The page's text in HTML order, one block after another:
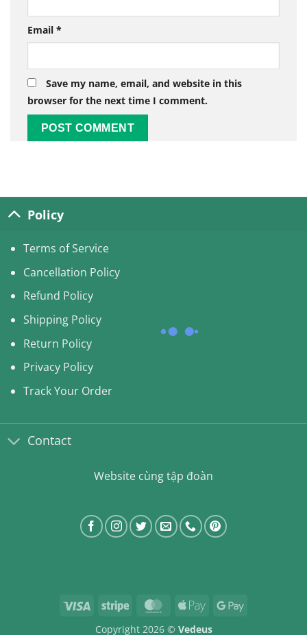
Email *
Save my name, email, and website in this
browser for the next time I comment.
Policy
Terms of Service
Cancellation Policy
Refund Policy
Shipping Policy
Return Policy
Privacy Policy
Track Your Order
Contact
Website cùng tập đoàn
Visa Stripe MasterCardApple
Copyright 2026 © Vedeus